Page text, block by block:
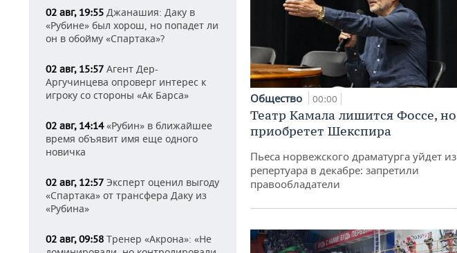
02 авг, 19:55 Джанашия: Даку в
«Рубине» был хорош, но попадет ли
он в обойму «Спартака»?
02 авг, 15:57 Агент Дер-
Аргучинцева опроверг интерес к
игроку со стороны «Ак Барса»
02 авг, 14:14«Рубин» в ближайшее
время объявит имя еще одного
новичка
02 авг, 12:57 Эксперт оценил выгоду
«Спартака» от трансфера Даку из
«Рубина»
02 авг, 09:58 Тренер «Акрона»: «Не
Общество 00:00
Театр Камала лишится Фоссе, но
приобретет Шекспира
Пьеса норвежского драматурга уйдет из
репертуара в декабре: запретили
правообладатели